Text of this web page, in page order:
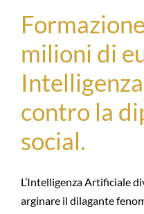
milioni di
contro la
social.
L’Intelligenza Artificiale
arginare il dilagante